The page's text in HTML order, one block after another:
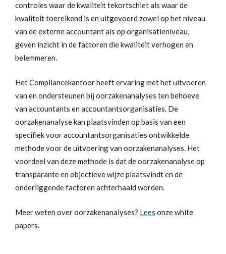
controles waar de kwaliteit tekortschiet als waar de
kwaliteit toereikend is en uitgevoerd zowel op het niveau
van de externe accountant als op organisatieniveau,
geven inzicht in de factoren die kwaliteit verhogen en
belemmeren.
Het Compliancekantoor heeft ervaring met het uitvoeren
van en ondersteunen bij oorzakenanalyses ten behoeve
van accountants en accountantsorganisaties. De
oorzakenanalyse kan plaatsvinden op basis van een
specifiek voor accountantsorganisaties ontwikkelde
methode voor de uitvoering van oorzakenanalyses. Het
voordeel van deze methode is dat de oorzakenanalyse op
transparante en objectieve wijze plaatsvindt en de
onderliggende factoren achterhaald worden.
Meer weten over oorzakenanalyses? Lees onze white
papers.